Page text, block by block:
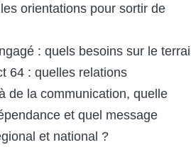
orientations pour sortir de
: quels besoins sur le
64 : quelles relations
de la communication, quelle
et quel message
et national ?